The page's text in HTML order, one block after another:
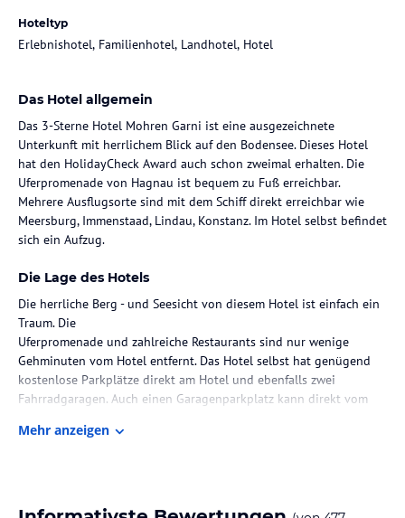
Hoteltyp
Erlebnishotel, Familienhotel, Landhotel, Hotel
Das Hotel allgemein
Das 3-Sterne Hotel Mohren Garni ist eine ausgezeichnete
Unterkunft mit herrlichem Blick auf den Bodensee. Dieses Hotel
hat den HolidayCheck Award auch schon zweimal erhalten. Die
Uferpromenade von Hagnau ist bequem zu Fuß erreichbar.
Mehrere Ausflugsorte sind mit dem Schiff direkt erreichbar wie
Meersburg, Immenstaad, Lindau, Konstanz. Im Hotel selbst befindet
sich ein Aufzug.
Die Lage des Hotels
Die herrliche Berg - und Seesicht von diesem Hotel ist einfach ein
Traum. Die
Uferpromenade und zahlreiche Restaurants sind nur wenige
Gehminuten vom Hotel entfernt. Das Hotel selbst hat genügend
kostenlose Parkplätze direkt am Hotel und ebenfalls zwei
Fahrradgaragen. Auch einen Garagenparkplatz kann direkt vom
Mehr anzeigen